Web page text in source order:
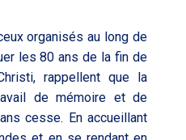
organisés au long de
les 80 ans de la fin de
rappellent que la
de mémoire et de
cesse. En accueillant